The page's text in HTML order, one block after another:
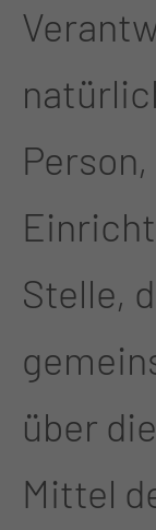
Stelle,
über
Mittel